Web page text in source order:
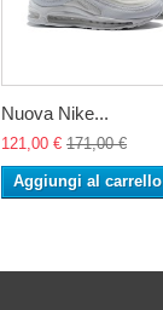
Nuova Nike...
121,00 € 171,00 €
Aggiungi al carrello